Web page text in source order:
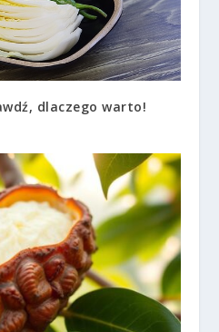
dlaczego warto!